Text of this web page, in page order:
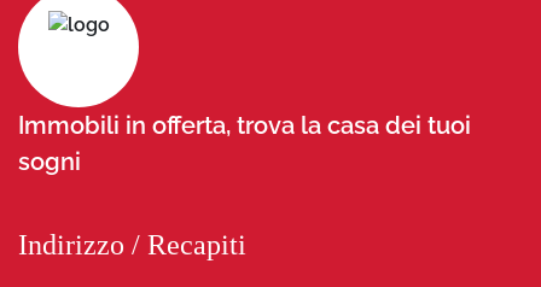
Immobili in offerta, trova la casa dei tuoi
sogni
Indirizzo / Recapiti